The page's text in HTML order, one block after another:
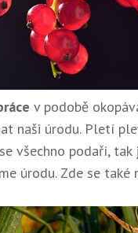
v podobě
naši úrodu. Pletí
všechno podaří,
úrodu. Zde se